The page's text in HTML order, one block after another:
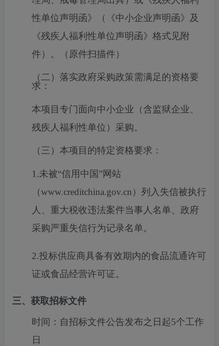
性单位声明函》（《中小企业声明函》及
《残疾人福利性单位声明函》格式见附
件）。（原件扫描件）
（二）落实政府采购政策需满足的资格要
求：
本项目专门面向中小企业（含监狱企业、
残疾人福利性单位）采购。
（三）本项目的特定资格要求：
1.未被“信用中国”网站
（www.creditchina.gov.cn）列入失信被执行
人、重大税收违法案件当事人名单、政府
采购严重失信行为记录名单。
2.投标供应商具备有效期内的食品流通许可
证或食品经营许可证。
三、获取招标文件
时间： 自招标文件公告发布之日起5个工作
日